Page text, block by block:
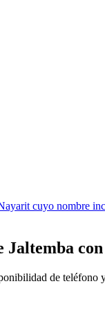
cuyo nombre
Jaltemba
de teléfono